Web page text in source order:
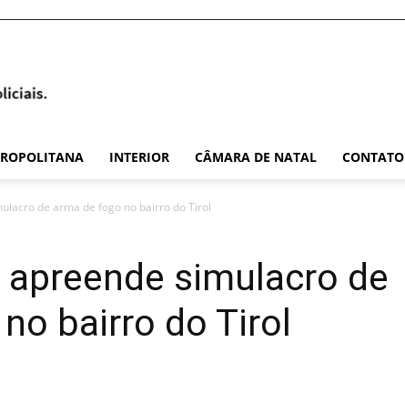
INTERIOR CÂMARA DE NATAL CONTATO
de arma de fogo no bairro do Tirol
simulacro de
bairro do Tirol